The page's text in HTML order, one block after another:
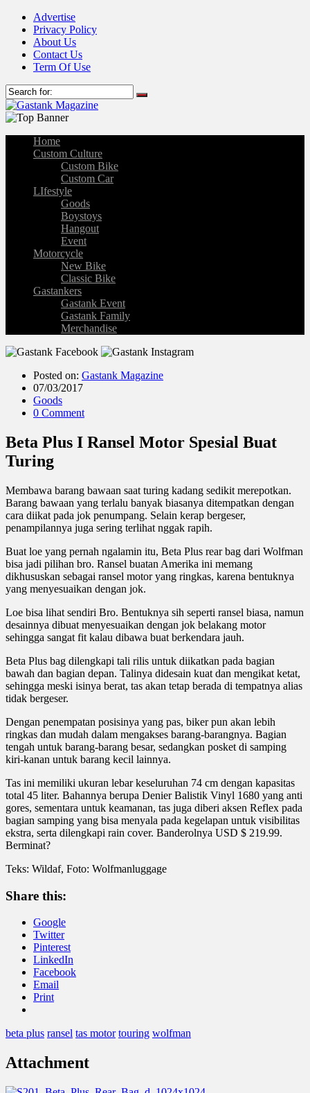
Advertise
Privacy Policy
About Us
Contact Us
Term Of Use
Home
Custom Culture
Custom Bike
Custom Car
LIfestyle
Goods
Boystoys
Hangout
Event
Motorcycle
New Bike
Classic Bike
Gastankers
Gastank Event
Gastank Family
Merchandise
Posted on: Gastank Magazine
07/03/2017
Goods
0 Comment
Beta Plus I Ransel Motor Spesial Buat
Turing
Membawa barang bawaan saat turing kadang sedikit merepotkan.
Barang bawaan yang terlalu banyak biasanya ditempatkan dengan
cara diikat pada jok penumpang. Selain kerap bergeser,
penampilannya juga sering terlihat nggak rapih.
Buat loe yang pernah ngalamin itu, Beta Plus rear bag dari Wolfman
bisa jadi pilihan bro. Ransel buatan Amerika ini memang
dikhususkan sebagai ransel motor yang ringkas, karena bentuknya
yang menyesuaikan dengan jok.
Loe bisa lihat sendiri Bro. Bentuknya sih seperti ransel biasa, namun
desainnya dibuat menyesuaikan dengan jok belakang motor
sehingga sangat fit kalau dibawa buat berkendara jauh.
Beta Plus bag dilengkapi tali rilis untuk diikatkan pada bagian
bawah dan bagian depan. Talinya didesain kuat dan mengikat ketat,
sehingga meski isinya berat, tas akan tetap berada di tempatnya alias
tidak bergeser.
Dengan penempatan posisinya yang pas, biker pun akan lebih
ringkas dan mudah dalam mengakses barang-barangnya. Bagian
tengah untuk barang-barang besar, sedangkan posket di samping
kiri-kanan untuk barang kecil lainnya.
Tas ini memiliki ukuran lebar keseluruhan 74 cm dengan kapasitas
total 45 liter. Bahannya berupa Denier Balistik Vinyl 1680 yang anti
gores, sementara untuk keamanan, tas juga diberi aksen Reflex pada
bagian samping yang bisa menyala pada kegelapan untuk visibilitas
ekstra, serta dilengkapi rain cover. Banderolnya USD $ 219.99.
Berminat?
Teks: Wildaf, Foto: Wolfmanluggage
Share this:
Google
Twitter
Pinterest
LinkedIn
Facebook
Email
Print
beta plus ransel tas motor touring wolfman
Attachment